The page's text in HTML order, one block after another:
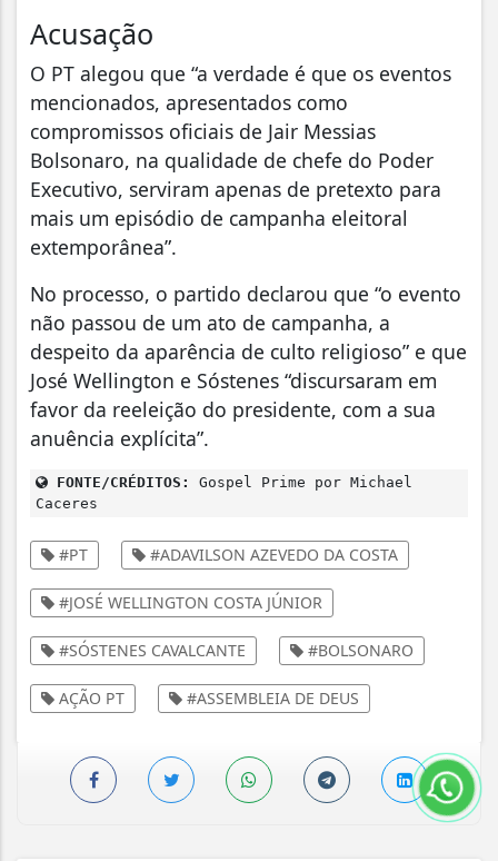
Acusação
O PT alegou que “a verdade é que os eventos
mencionados, apresentados como
compromissos oficiais de Jair Messias
Bolsonaro, na qualidade de chefe do Poder
Executivo, serviram apenas de pretexto para
mais um episódio de campanha eleitoral
extemporânea”.
No processo, o partido declarou que “o evento
não passou de um ato de campanha, a
despeito da aparência de culto religioso” e que
José Wellington e Sóstenes “discursaram em
favor da reeleição do presidente, com a sua
anuência explícita”.
FONTE/CRÉDITOS:
Gospel Prime por Michael
Caceres
#PT #ADAVILSON AZEVEDO DA COSTA
#JOSÉ WELLINGTON COSTA JÚNIOR
#SÓSTENES CAVALCANTE #BOLSONARO
AÇÃO PT #ASSEMBLEIA DE DEUS